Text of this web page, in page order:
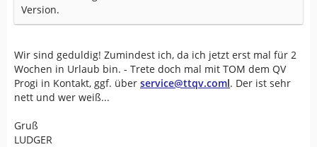
Version.
Wir sind geduldig! Zumindest ich, da ich jetzt erst mal für 2
Wochen in Urlaub bin. - Trete doch mal mit TOM dem QV
Progi in Kontakt, ggf. über service@ttqv.coml. Der ist sehr
nett und wer weiß...
Gruß
LUDGER